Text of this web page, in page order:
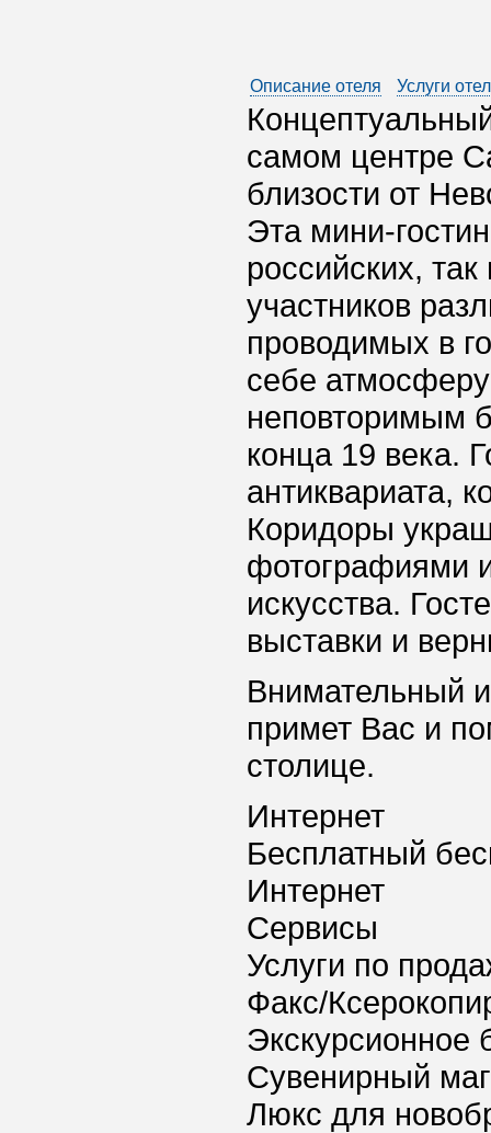
Описание отеля Услуги
самом центре
близости от
Эта мини-
российских,
участников
проводимых в
себе
неповторимым
конца 19 века.
антиквариата,
Коридоры
фотографиями
искусства.
выставки и
Внимательный
примет Вас и
столице.
Интернет
Бесплатный
Интернет
Сервисы
Услуги по
Факс/
Экскурсионное
Сувенирный
Люкс для